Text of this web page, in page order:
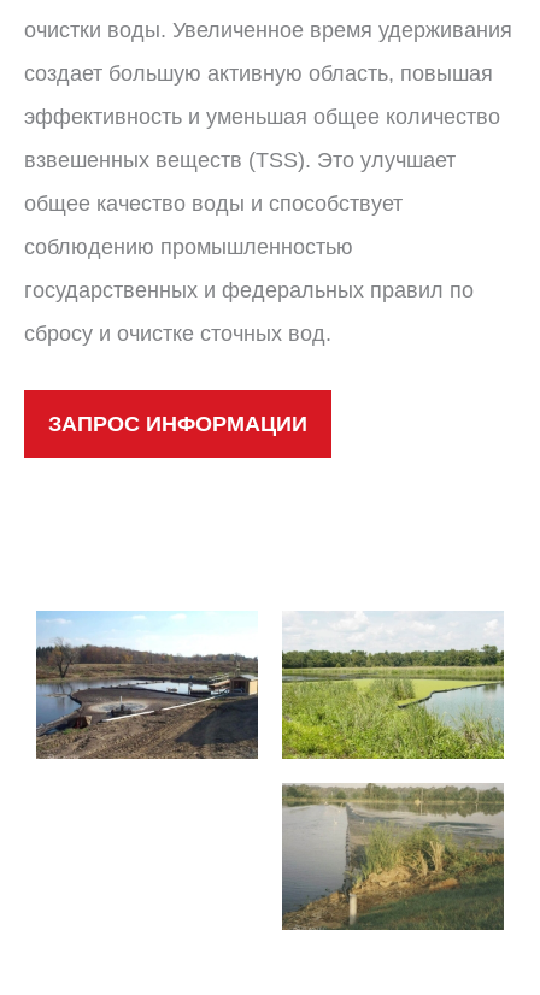
очистки воды. Увеличенное время удерживания
создает большую активную область, повышая
эффективность и уменьшая общее количество
взвешенных веществ (TSS). Это улучшает
общее качество воды и способствует
соблюдению промышленностью
государственных и федеральных правил по
сбросу и очистке сточных вод.
ЗАПРОС ИНФОРМАЦИИ